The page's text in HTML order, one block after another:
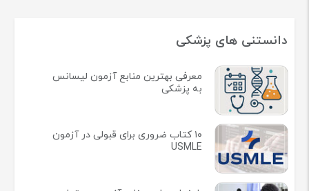
دانستنی های پزشکی
معرفی بهترین منابع آزمون لیسانس
به پزشکی
۱۰ کتاب ضروری برای قبولی در آزمون
USMLE